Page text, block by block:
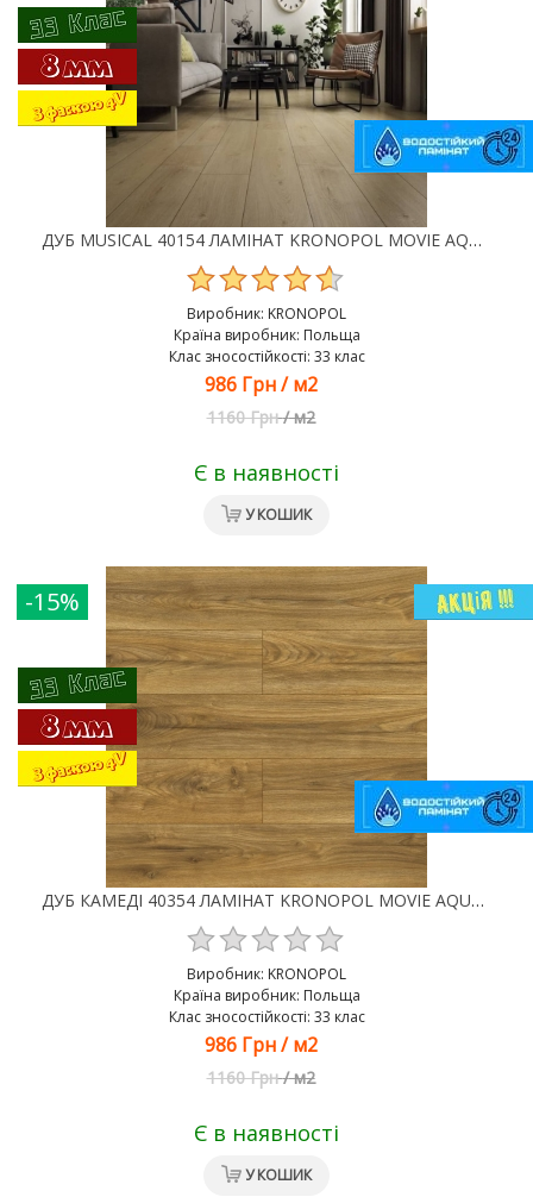
ДУБ MUSICAL 40154 ЛАМІНАТ KRONOPOL MOVIE AQUA ZERO
Виробник: KRONOPOL
Країна виробник: Польща
Клас зносостійкості: 33 клас
986 Грн /м2
1160 Грн /м2
Є в наявності
У КОШИК
ДУБ КАМЕДІ 40354 ЛАМІНАТ KRONOPOL MOVIE AQUA ZERO
Виробник: KRONOPOL
Країна виробник: Польща
Клас зносостійкості: 33 клас
-15%
986 Грн /м2
1160 Грн /м2
Є в наявності
У КОШИК